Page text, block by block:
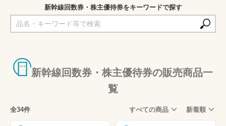
山形新幹線
長野新幹線 ※長野まで使用可能
北陸新幹線
新幹線回数券・株主優待券をキーワードで探す
新幹線回数券・株主優待券の販売商品一
覧
全34件 すべての商品 新着順